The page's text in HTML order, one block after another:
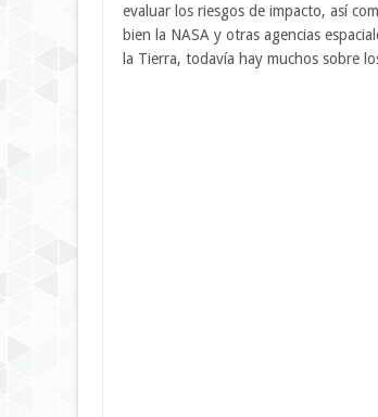
evaluar los riesgos de impacto, así
bien la NASA y otras agencias
la Tierra, todavía hay muchos sobre